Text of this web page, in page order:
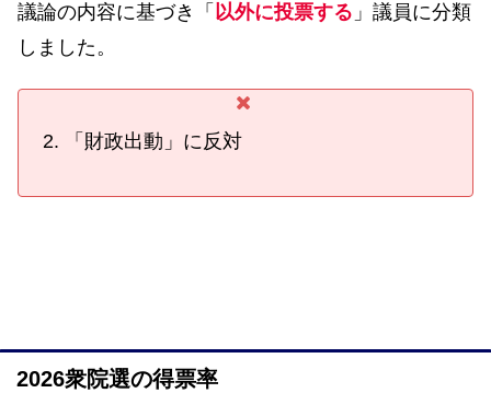
議論の内容に基づき「 以外に投票する 」議員に分類
しました。
「財政出動」に反対
2026衆院選の得票率